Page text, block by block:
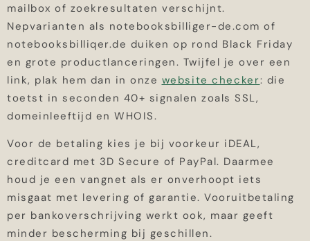
mailbox of zoekresultaten verschijnt.
Nepvarianten als notebooksbilliger-de.com of
notebooksbilliqer.de duiken op rond Black Friday
en grote productlanceringen. Twijfel je over een
link, plak hem dan in onze website checker: die
toetst in seconden 40+ signalen zoals SSL,
domeinleeftijd en WHOIS.
Voor de betaling kies je bij voorkeur iDEAL,
creditcard met 3D Secure of PayPal. Daarmee
houd je een vangnet als er onverhoopt iets
misgaat met levering of garantie. Vooruitbetaling
per bankoverschrijving werkt ook, maar geeft
minder bescherming bij geschillen.